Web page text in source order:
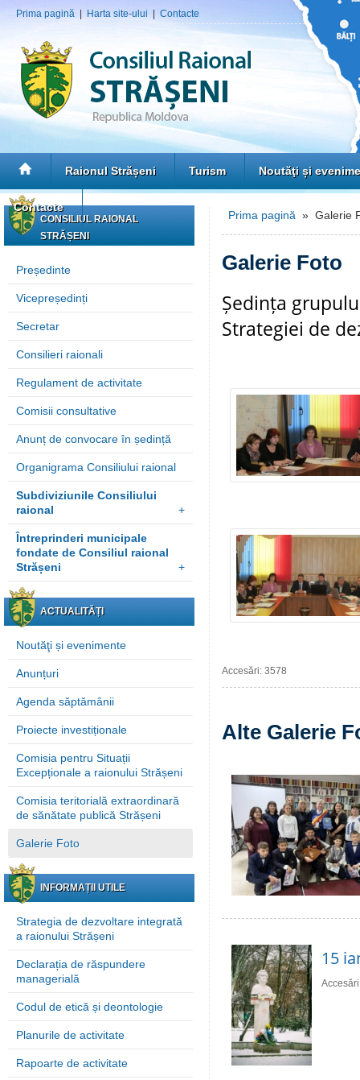
Prima pagină Harta site-ului Contacte
Raionul Strășeni Turism Noutăţi și
Contacte
CONSILIUL RAIONAL
STRĂȘENI
Președinte
Vicepreședinți
Secretar
Consilieri raionali
Regulament de activitate
Comisii consultative
Anunț de convocare în ședință
Organigrama Consiliului raional
Subdiviziunile Consiliului
raional
+
Întreprinderi municipale
fondate de Consiliul raional
Strășeni
+
ACTUALITĂȚI
Noutăţi și evenimente
Anunțuri
Agenda săptămânii
Proiecte investiționale
Comisia pentru Situații
Excepționale a raionului Strășeni
Comisia teritorială extraordinară
de sănătate publică Strășeni
Galerie Foto
INFORMAȚII UTILE
Strategia de dezvoltare integrată
a raionului Strășeni
Declarația de răspundere
managerială
Codul de etică și deontologie
Planurile de activitate
Rapoarte de activitate
Prima pagină » Galerie
Galerie Foto
Ședința
Strategiei de
Accesări: 3578
Alte Galerie
15